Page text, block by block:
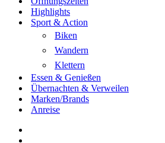
Highlights
Sport & Action
Biken
Wandern
Klettern
Essen & Genießen
Übernachten & Verweilen
Marken/Brands
Anreise